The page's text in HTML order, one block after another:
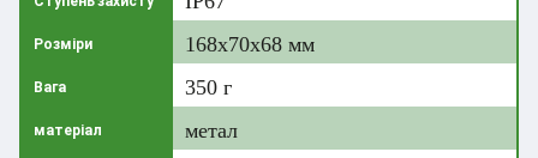
Розміри 168x70x68 мм
Вага 350 г
матеріал метал